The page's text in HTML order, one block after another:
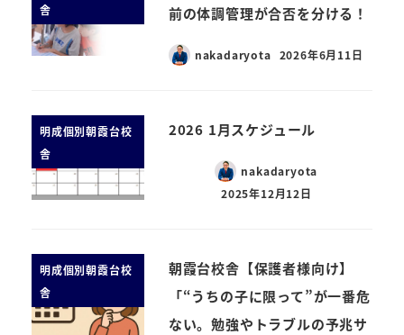
舎
前の体調管理が合否を分ける！
nakadaryota 2026年6月11日
明成個別朝霞台校
舎
2026 1月スケジュール
nakadaryota
2025年12月12日
明成個別朝霞台校
舎
朝霞台校舎【保護者様向け】
「“うちの子に限って”が一番危
ない。勉強やトラブルの予兆サ